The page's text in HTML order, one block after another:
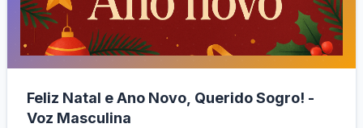
Feliz Natal e Ano Novo, Querido Sogro! -
Voz Masculina